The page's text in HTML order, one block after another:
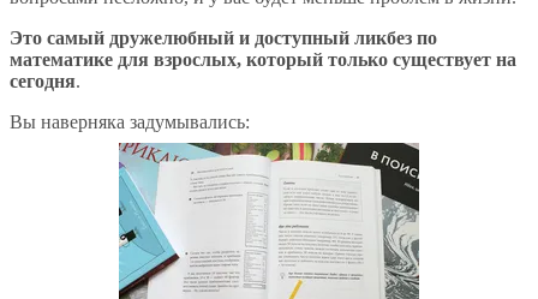
Это самый дружелюбный и доступный ликбез по
математике для взрослых, который только существует на
сегодня.
Вы наверняка задумывались: